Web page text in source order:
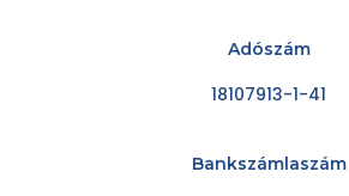
Adószám
18107913-1-41
Bankszámlaszám